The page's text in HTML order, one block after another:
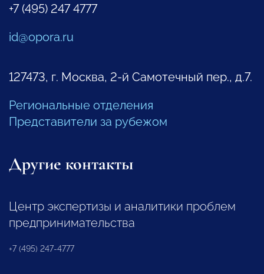
+7 (495) 247 4777
id@opora.ru
127473, г. Москва, 2-й Самотечный пер., д.7.
Региональные отделения
Представители за рубежом
Другие контакты
Центр экспертизы и аналитики проблем
предпринимательства
+7 (495) 247-4777